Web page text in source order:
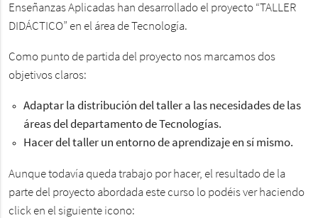
Enseñanzas Aplicadas han desarrollado el proyecto “TALLER
DIDÁCTICO” en el área de Tecnología.
Como punto de partida del proyecto nos marcamos dos
objetivos claros:
Adaptar la distribución del taller a las necesidades de las
áreas del departamento de Tecnologías.
Hacer del taller un entorno de aprendizaje en sí mismo.
Aunque todavía queda trabajo por hacer, el resultado de la
parte del proyecto abordada este curso lo podéis ver haciendo
click en el siguiente icono: